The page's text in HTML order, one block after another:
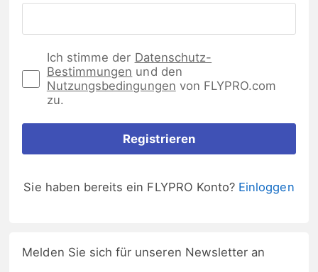
Ich stimme der Datenschutz-
Bestimmungen und den
Nutzungsbedingungen von FLYPRO.com
zu.
Registrieren
Sie haben bereits ein FLYPRO Konto? Einloggen
Melden Sie sich für unseren Newsletter an